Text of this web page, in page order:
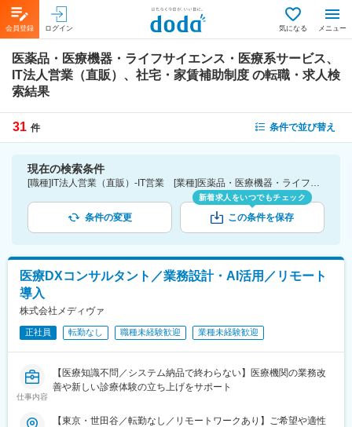
会員登録 ログイン 気になる メニュー
医薬品・医療機器・ライフサイエンス・医療系サービス、
IT法人営業（直販）、社宅・家賃補助制度 の転職・求人検
索結果
31 件 条件で並び替え
現在の検索条件
[職種]IT法人営業（直販）-IT営業 [業種]医薬品・医療機器・ライフサイエンス・医療系サービス [詳細条件](待遇・福利厚生)社宅・家賃補助制度
条件の変更
新着求人をいつでもチェック
この条件を保存
医療DXコンサルタント／業務設計・AI活用／リモート
導入
株式会社メディヴァ
正社員 転勤なし 職種未経験歓迎 業種未経験歓迎
仕事内容
【医療知識不問／システム納品で終わらない】医療機関の業務改
善や新しい診療体験の立ち上げをサポート
【東京・世田谷／転勤なし／リモートワークあり】ご希望や適性